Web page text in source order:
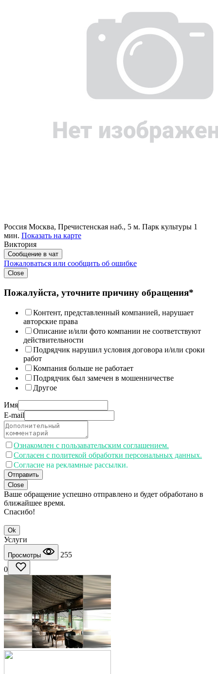
Россия Москва, Пречистенская наб., 5 м. Парк культуры 1
мин. Показать на карте
Виктория
Сообщение в чат
Пожаловаться или сообщить об ошибке
Close
Пожалуйста, уточните причину обращения*
Контент, представленный компанией, нарушает
авторские права
Описание и/или фото компании не соответствуют
действительности
Подрядчик нарушил условия договора и/или сроки
работ
Компания больше не работает
Подрядчик был замечен в мошенничестве
Другое
Имя
E-mail
Ознакомлен с пользавательским соглашением.
Согласен с политекой обработки персональных данных.
Согласие на рекламные рассылки.
Отправить
Close
Ваше обращение успешно отправлено и будет обработано в
ближайшее время.
Спасибо!
Ok
Услуги
Просмотры
255
0